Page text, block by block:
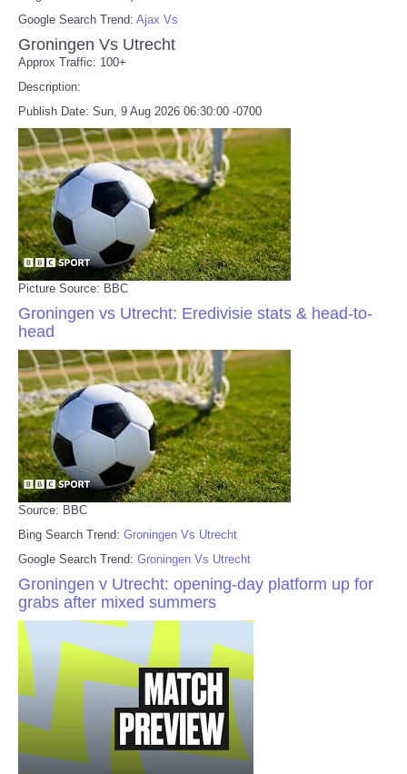
Google Search Trend: Ajax Vs
Groningen Vs Utrecht
Approx Traffic: 100+
Description:
Publish Date: Sun, 9 Aug 2026 06:30:00 -0700
Picture Source: BBC
Groningen vs Utrecht: Eredivisie stats & head-to-
head
Source: BBC
Bing Search Trend: Groningen Vs Utrecht
Google Search Trend: Groningen Vs Utrecht
Groningen v Utrecht: opening-day platform up for
grabs after mixed summers